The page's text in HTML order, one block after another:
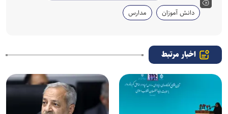
دانش آموزان
مدارس
اخبار مرتبط